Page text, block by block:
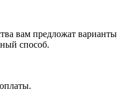
вам предложат варианты
способ.